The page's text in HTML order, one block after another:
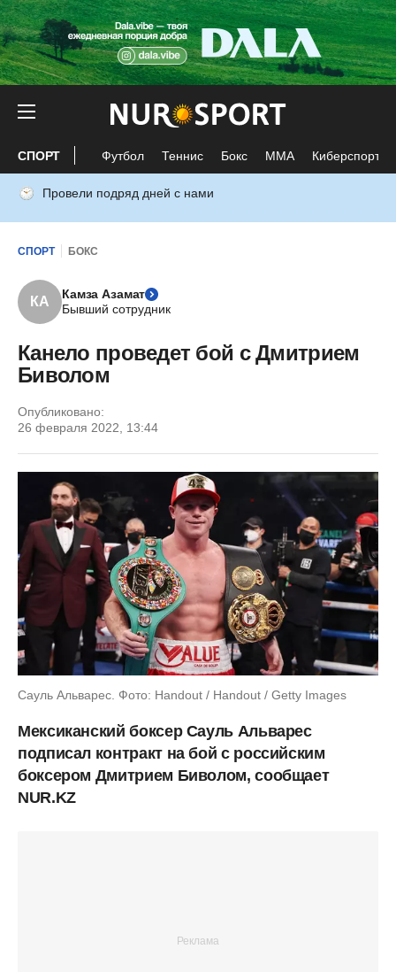
СПОРТ Футбол Теннис Бокс ММА Киберспорт
Провели подряд дней с нами
СПОРТ БОКС
КА
Камза Азамат
Бывший сотрудник
Канело проведет бой с Дмитрием
Биволом
Опубликовано:
26 февраля 2022, 13:44
Сауль Альварес. Фото: Handout / Handout / Getty Images
Мексиканский боксер Сауль Альварес
подписал контракт на бой с российским
боксером Дмитрием Биволом, сообщает
NUR.KZ